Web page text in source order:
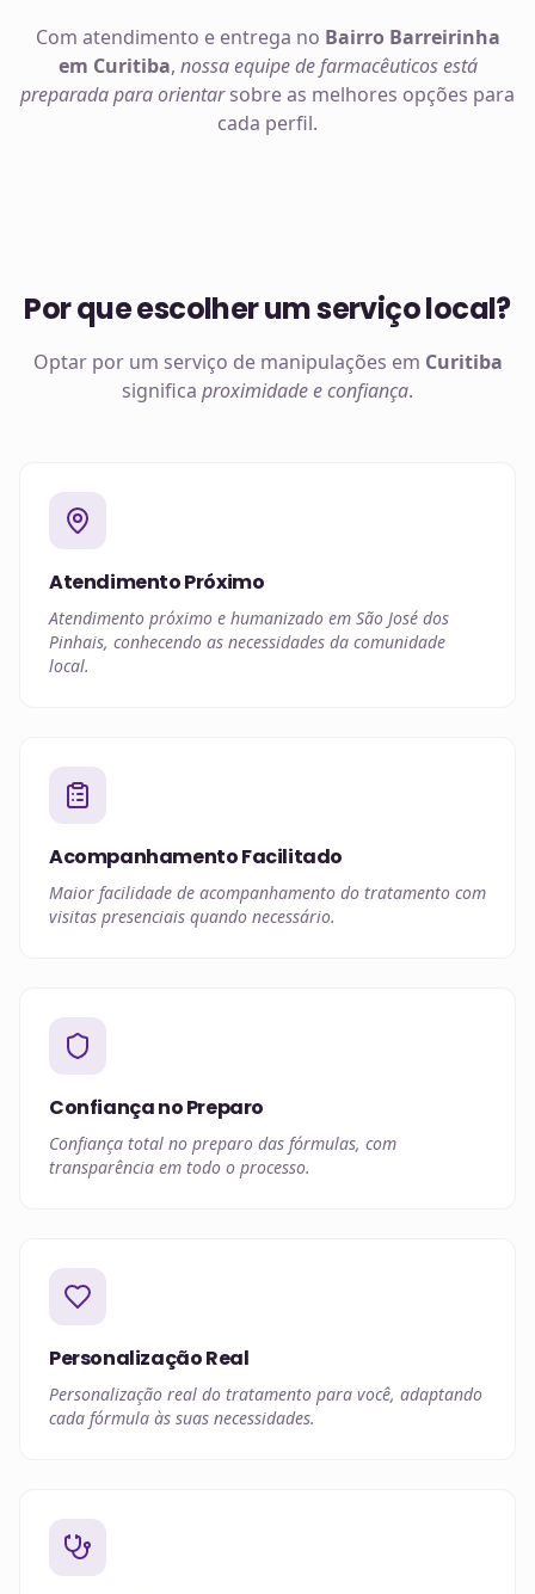
Com atendimento e entrega no Bairro Barreirinha
em Curitiba, nossa equipe de farmacêuticos está
preparada para orientarsobre as melhores opções para
cada perfil.
Por que escolher um serviço local?
Optar por um serviço de manipulações em Curitiba
significa proximidade e confiança.
Atendimento Próximo
Atendimento próximo e humanizado em São José dos
Pinhais, conhecendo as necessidades da comunidade
local.
Acompanhamento Facilitado
Maior facilidade de acompanhamento do tratamento com
visitas presenciais quando necessário.
Confiança no Preparo
Confiança total no preparo das fórmulas, com
transparência em todo o processo.
Personalização Real
Personalização real do tratamento para você, adaptando
cada fórmula às suas necessidades.